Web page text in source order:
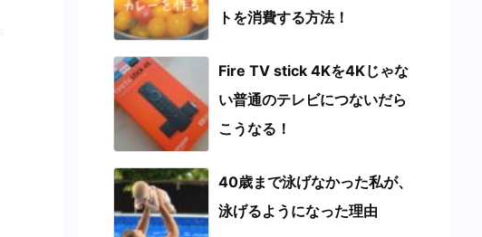
トを消費する方法！
Fire TV stick 4Kを4Kじゃな
い普通のテレビにつないだら
こうなる！
40歳まで泳げなかった私が、
泳げるようになった理由